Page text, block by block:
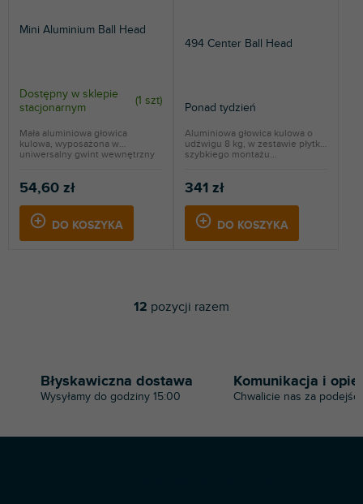
Mini Aluminium Ball Head
Dostępny w sklepie
stacjonarnym
(1 szt)
54,60 zł
DO KOSZYKA
Mała aluminiowa głowica
kulowa, wyposażona w
uniwersalny gwint wewnętrzny
494 Center Ball Head
Ponad tydzień
341 zł
DO KOSZYKA
Aluminiowa głowica kulowa o
udźwigu 8 kg, w zestawie płytka
szybkiego montażu...
K
r
o
i
12 pozycji razem
Błyskawiczna dostawa
Wysyłamy do godziny 15:00
Komunikacja i
Chwalicie nas za